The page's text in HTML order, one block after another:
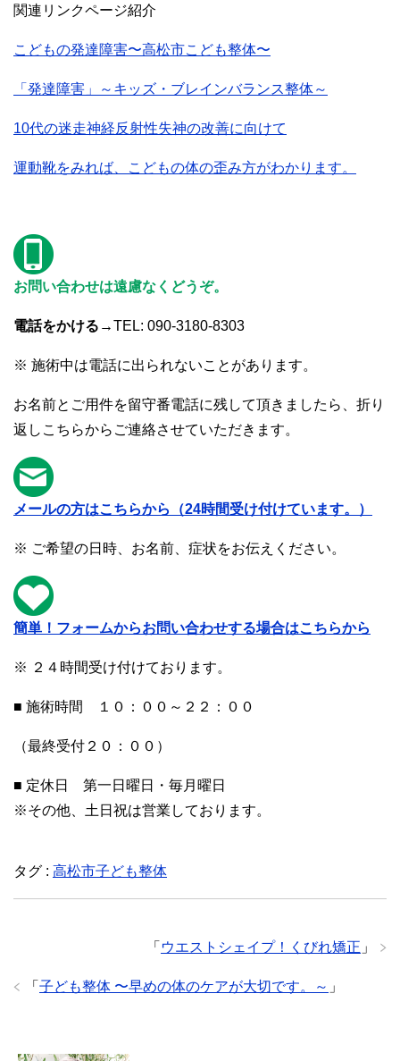
関連リンクページ紹介
こどもの発達障害〜高松市こども整体〜
「発達障害」～キッズ・ブレインバランス整体～
10代の迷走神経反射性失神の改善に向けて
運動靴をみれば、こどもの体の歪み方がわかります。
お問い合わせは遠慮なくどうぞ。
電話をかける→TEL: 090-3180-8303
※ 施術中は電話に出られないことがあります。
お名前とご用件を留守番電話に残して頂きましたら、折り
返しこちらからご連絡させていただきます。
メールの方はこちらから（24時間受け付けています。）
※ ご希望の日時、お名前、症状をお伝えください。
簡単！フォームからお問い合わせする場合はこちらから
※ ２４時間受け付けております。
■ 施術時間 １０：００～２２：００
（最終受付２０：００）
■ 定休日 第一日曜日・毎月曜日
※その他、土日祝は営業しております。
タグ : 高松市子ども整体
「 ウエストシェイプ！くびれ矯正 」
「 子ども整体 〜早めの体のケアが大切です。～ 」